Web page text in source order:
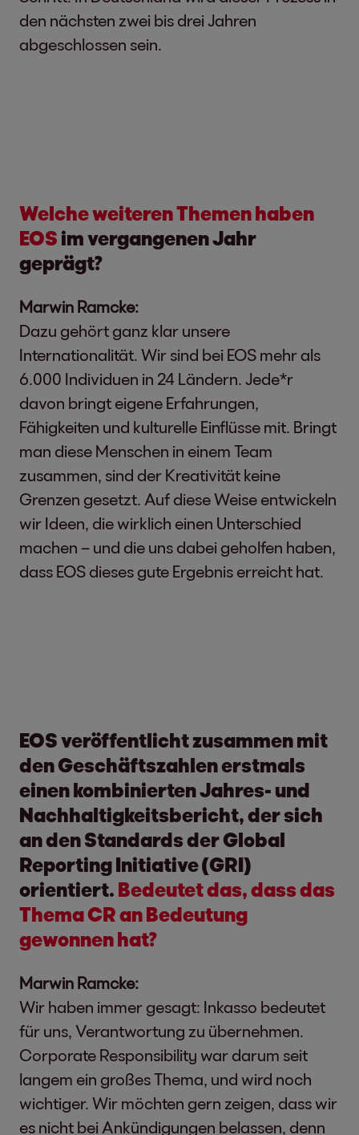
den nächsten zwei bis drei Jahren
abgeschlossen sein.
Welche weiteren Themen haben
EOS im vergangenen Jahr
geprägt?
Marwin Ramcke:
Dazu gehört ganz klar unsere
Internationalität. Wir sind bei EOS mehr als
6.000 Individuen in 24 Ländern. Jede*r
davon bringt eigene Erfahrungen,
Fähigkeiten und kulturelle Einflüsse mit. Bringt
man diese Menschen in einem Team
zusammen, sind der Kreativität keine
Grenzen gesetzt. Auf diese Weise entwickeln
wir Ideen, die wirklich einen Unterschied
machen – und die uns dabei geholfen haben,
dass EOS dieses gute Ergebnis erreicht hat.
EOS veröffentlicht zusammen mit
den Geschäftszahlen erstmals
einen kombinierten Jahres- und
Nachhaltigkeitsbericht, der sich
an den Standards der Global
Reporting Initiative (GRI)
orientiert. Bedeutet das, dass das
Thema CR an Bedeutung
gewonnen hat?
Marwin Ramcke:
Wir haben immer gesagt: Inkasso bedeutet
für uns, Verantwortung zu übernehmen.
Corporate Responsibility war darum seit
langem ein großes Thema, und wird noch
wichtiger. Wir möchten gern zeigen, dass wir
es nicht bei Ankündigungen belassen, denn